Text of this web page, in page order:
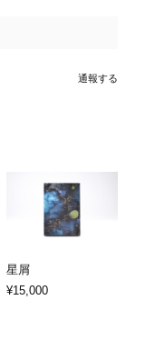
通報する
星屑
¥15,000